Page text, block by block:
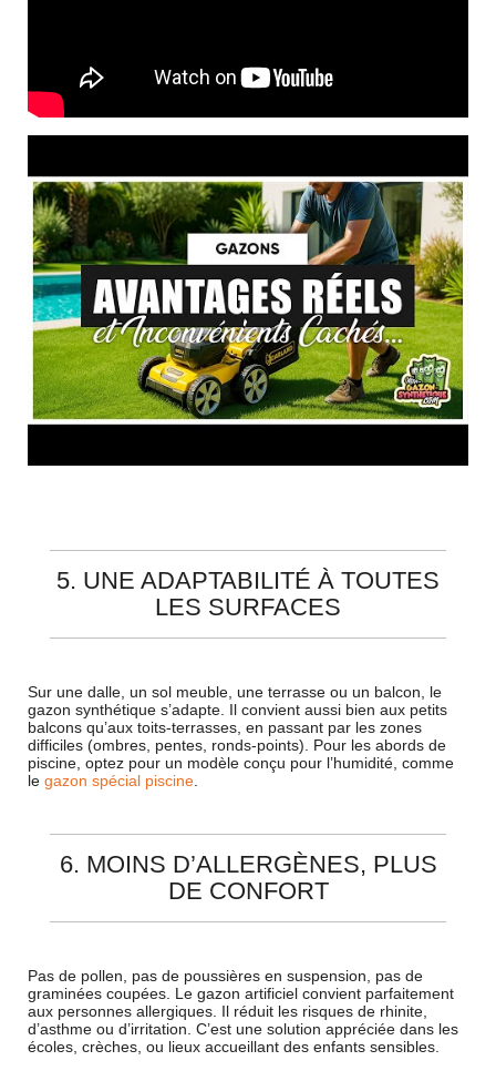
5. UNE ADAPTABILITÉ À TOUTES
LES SURFACES
Sur une dalle, un sol meuble, une terrasse ou un balcon, le
gazon synthétique s’adapte. Il convient aussi bien aux petits
balcons qu’aux toits-terrasses, en passant par les zones
difficiles (ombres, pentes, ronds-points). Pour les abords de
piscine, optez pour un modèle conçu pour l’humidité, comme
le gazon spécial piscine
6. MOINS D’ALLERGÈNES, PLUS
DE CONFORT
Pas de pollen, pas de poussières en suspension, pas de
graminées coupées. Le gazon artificiel convient parfaitement
aux personnes allergiques. Il réduit les risques de rhinite,
d’asthme ou d’irritation. C’est une solution appréciée dans les
écoles, crèches, ou lieux accueillant des enfants sensibles.